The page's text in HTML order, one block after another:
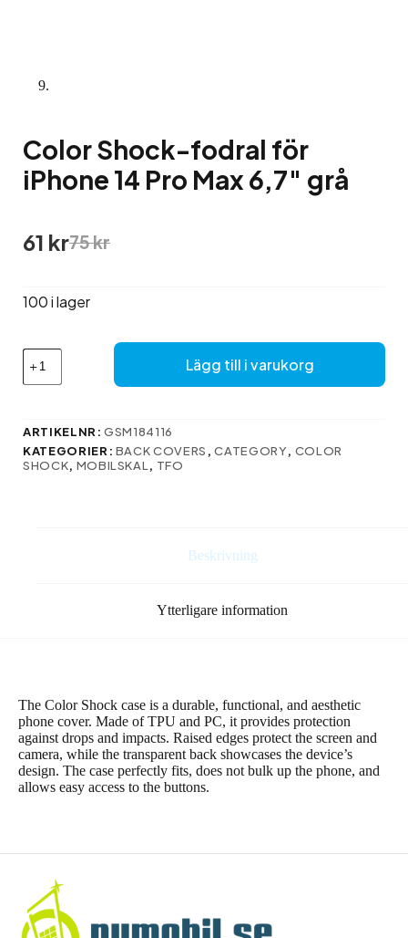
Color Shock-fodral för
iPhone 14 Pro Max 6,7″ grå
75kr
Det
ursprungliga
var:
61 krDet
nuvarande
är:
100 i lager
Color
Shock-
fodral
iPhone
Pro
Lägg till i varukorg
ARTIKELNR:GSM184116
KATEGORIER: BACK COVERS ,CATEGORY, COLOR
SHOCK, MOBILSKAL , TFO
Beskrivning
Ytterligare information
The Color Shock case is a durable, functional, and aesthetic
phone cover. Made of TPU and PC, it provides protection
against drops and impacts. Raised edges protect the screen and
camera, while the transparent back showcases the device’s
design. The case perfectly fits, does not bulk up the phone, and
allows easy access to the buttons.